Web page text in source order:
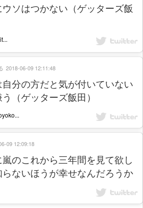
ソはつかない（ゲッターズ飯
分の方だと気が付いていない
（ゲッターズ飯田）
2018-06-09 12:11:48
のこれから三年間を見て欲し
らないほうが幸せなんだろうか
09 12:09:18